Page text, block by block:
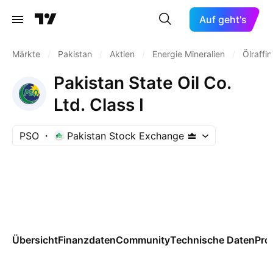
Auf geht's
Märkte Pakistan Aktien Energie Mineralien
Pakistan State Oil Co.
Ltd. Class I
PSO Pakistan Stock Exchange
ÜbersichtFinanzdatenCommunityTechnische Daten